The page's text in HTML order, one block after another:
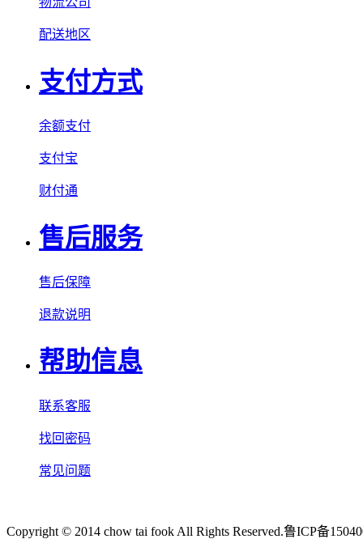
配送地区
支付方式
余额支付
支付宝
财付通
售后服务
售后保障
退款说明
帮助信息
联系客服
找回密码
常见问题
Copyright © 2014 chow tai fook All Rights Reserved.鲁ICP备